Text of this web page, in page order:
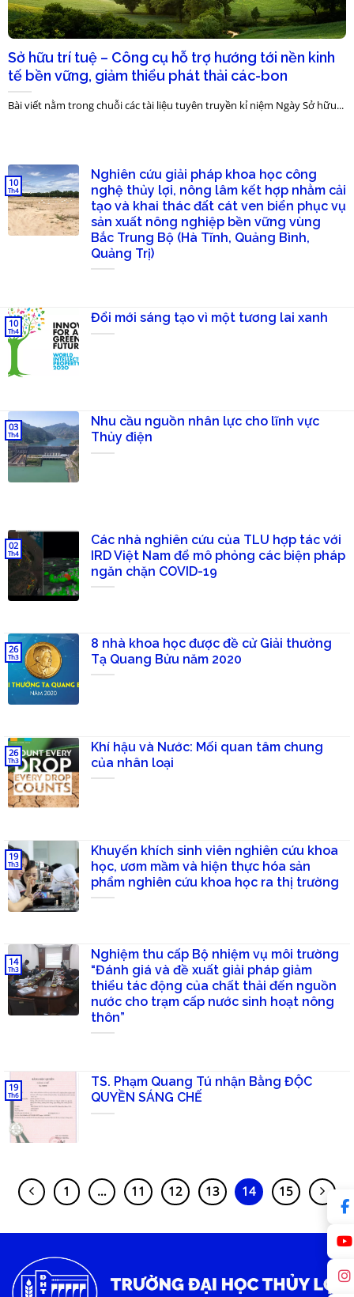
Sở hữu trí tuệ – Công cụ hỗ trợ hướng tới nền kinh
tế bền vững, giảm thiểu phát thải các-bon
Bài viết nằm trong chuỗi các tài liệu tuyên truyền kỉ niệm Ngày Sở hữu...
Nghiên cứu giải pháp khoa học công
nghệ thủy lợi, nông lâm kết hợp nhằm cải
tạo và khai thác đất cát ven biển phục vụ
sản xuất nông nghiệp bền vững vùng
Bắc Trung Bộ (Hà Tĩnh, Quảng Bình,
Quảng Trị)
10
Th4
Đổi mới sáng tạo vì một tương lai xanh
10
Th4
Nhu cầu nguồn nhân lực cho lĩnh vực
Thủy điện
03
Th4
Các nhà nghiên cứu của TLU hợp tác với
IRD Việt Nam để mô phỏng các biện pháp
ngăn chặn COVID-19
02
Th4
8 nhà khoa học được đề cử Giải thưởng
Tạ Quang Bửu năm 2020
26
Th3
Khí hậu và Nước: Mối quan tâm chung
của nhân loại
26
Th3
Khuyến khích sinh viên nghiên cứu khoa
học, ươm mầm và hiện thực hóa sản
phẩm nghiên cứu khoa học ra thị trường
19
Th3
Nghiệm thu cấp Bộ nhiệm vụ môi trường
“Đánh giá và đề xuất giải pháp giảm
thiểu tác động của chất thải đến nguồn
nước cho trạm cấp nước sinh hoạt nông
thôn”
14
Th3
TS. Phạm Quang Tú nhận Bằng ĐỘC
QUYỀN SÁNG CHẾ
19
Th6
1 … 11 12 13 14 15